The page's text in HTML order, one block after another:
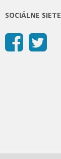
SOCIÁLNE SIETE